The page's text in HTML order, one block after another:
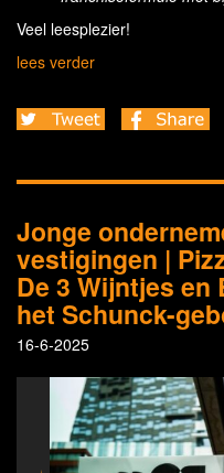
Veel leesplezier!
lees verder
Jonge
vestigingen |
De 3 Wijntjes en
het Schunck-
16-6-2025